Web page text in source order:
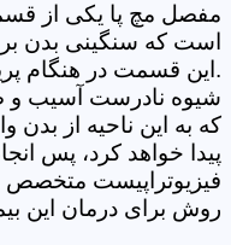
مفصل مچ پا یکی از
است که سنگینی بدن
.این قسمت در هنگام
شیوه نادرست آسیب و
که به این ناحیه از
پیدا خواهد کرد، پس
فیزیوتراپیست متخصص
روش برای درمان این